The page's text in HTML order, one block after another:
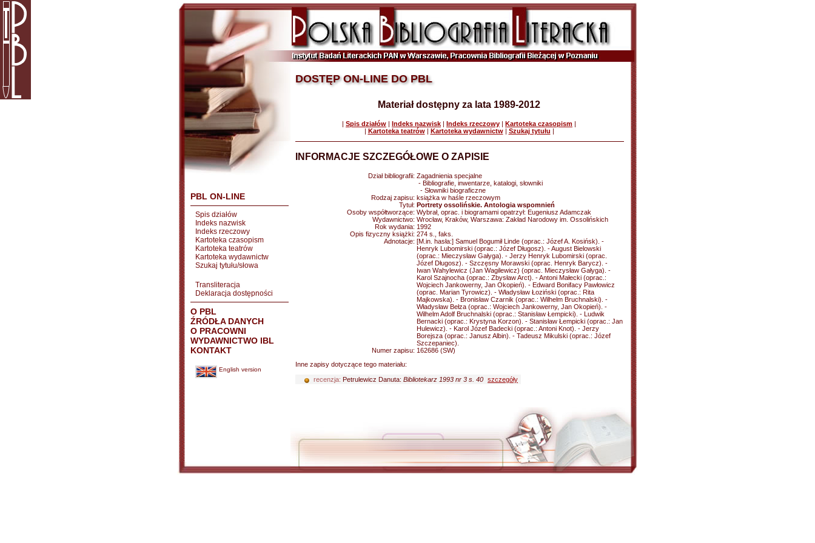
PBL ON-LINE
Spis działów
Indeks nazwisk
Indeks rzeczowy
Kartoteka czasopism
Kartoteka teatrów
Kartoteka wydawnictw
Szukaj tytułu/słowa
Transliteracja
Deklaracja dostępności
O PBL
ŹRÓDŁA DANYCH
O PRACOWNI
WYDAWNICTWO IBL
KONTAKT
English version
DOSTĘP ON-LINE DO PBL
Materiał dostępny za lata 1989-2012
| Spis działów | Indeks nazwisk | Indeks rzeczowy | Kartoteka czasopism |
| Kartoteka teatrów| Kartoteka wydawnictw| Szukaj tytułu |
INFORMACJE SZCZEGÓŁOWE O ZAPISIE
Dział bibliografii: Zagadnienia specjalne
- Bibliografie, inwentarze, katalogi, słowniki
- Słowniki biograficzne
Rodzaj zapisu: książka w haśle rzeczowym
Tytuł: Portrety ossolińskie. Antologia wspomnień
Osoby współtworzące: Wybrał, oprac. i biogramami opatrzył: Eugeniusz Adamczak
Wydawnictwo: Wrocław, Kraków, Warszawa: Zakład Narodowy im. Ossolińskich
Rok wydania: 1992
Opis fizyczny książki: 274 s., faks.
Adnotacje: [M.in. hasła:] Samuel Bogumił Linde (oprac.: Józef A. Kosińsk). -
Henryk Lubomirski (oprac.: Józef Długosz). - August Bielowski
(oprac.: Mieczysław Gałyga). - Jerzy Henryk Lubomirski (oprac.
Józef Długosz). - Szczęsny Morawski (oprac. Henryk Barycz). -
Iwan Wahylewicz (Jan Wagilewicz) (oprac. Mieczysław Gałyga). -
Karol Szajnocha (oprac.: Zbysław Arct). - Antoni Małecki (oprac.:
Wojciech Jankowerny, Jan Okopień). - Edward Bonifacy Pawłowicz
(oprac. Marian Tyrowicz). - Władysław Łoziński (oprac.: Rita
Majkowska). - Bronisław Czarnik (oprac.: Wilhelm Bruchnalski). -
Władysław Bełza (oprac.: Wojciech Jankowerny, Jan Okopień). -
Wilhelm Adolf Bruchnalski (oprac.: Stanisław Łempicki). - Ludwik
Bernacki (oprac.: Krystyna Korzon). - Stanisław Łempicki (oprac.: Jan
Hulewicz). - Karol Józef Badecki (oprac.: Antoni Knot). - Jerzy
Borejsza (oprac.: Janusz Albin). - Tadeusz Mikulski (oprac.: Józef
Szczepaniec).
Numer zapisu: 162686 (SW)
Inne zapisy dotyczące tego materiału:
recenzja: Petrulewicz Danuta: Bibliotekarz 1993 nr 3 s. 40 szczegóły